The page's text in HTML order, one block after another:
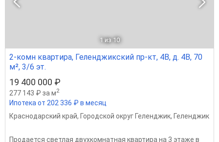
1 из 10
2-комн квартира, Геленджикский пр-кт, 4В, д. 4В, 70
м², 3/6 эт.
19 400 000 ₽
277 143 ₽ за м2
Ипотека от 202 336 ₽ в месяц
Краснодарский край, Городской округ Геленджик, Геленджик
Продается светлая двухкомнатная квартира на 3 этаже в